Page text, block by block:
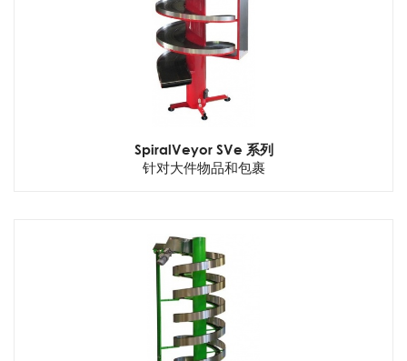
SpiralVeyor SVe 系列
针对大件物品和包裹